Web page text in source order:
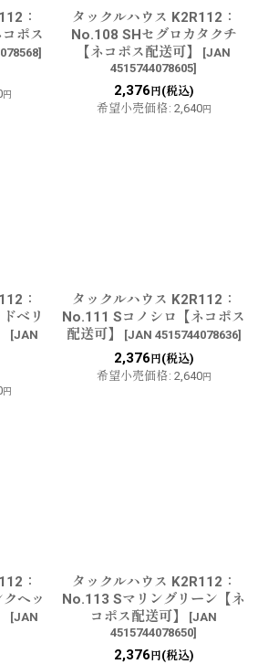
：
ポス
]
円
タックルハウス K2R112：
No.108 SHセグロカタクチ
【ネコポス配送可】
[JAN
4515744078605]
2,376 円(税込)
希望小売価格: 2,640円
：
ベリ
[JAN
円
タックルハウス K2R112：
No.111 Sコノシロ【ネコポス
配送可】
[JAN 4515744078636]
2,376 円(税込)
希望小売価格: 2,640円
：
ヘッ
[JAN
タックルハウス K2R112：
No.113 Sマリングリーン【ネ
コポス配送可】
[JAN
4515744078650]
2,376 円(税込)